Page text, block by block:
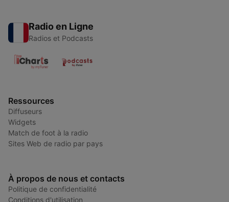
Radio en Ligne
Radios et Podcasts
Ressources
Diffuseurs
Widgets
Match de foot à la radio
Sites Web de radio par pays
À propos de nous et contacts
Politique de confidentialité
Conditions d'utilisation